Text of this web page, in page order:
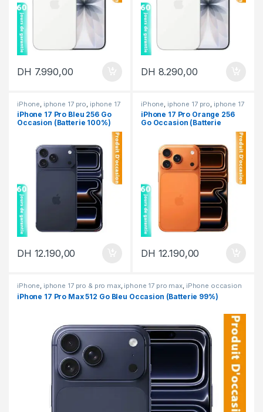
DH 7.990,00 DH 8.290,00
iPhone iphone 17 pro iphone 17
pro & pro max iPhone occasion
iPhone 17 Pro Bleu 256 Go
Occasion (Batterie 100%)
DH 12.190,00
iPhone iphone 17 pro iphone 17
pro & pro max iPhone occasion
iPhone 17 Pro Orange 256
Go Occasion (Batterie
DH 12.190,00
iPhone, iphone 17 pro & pro max, iphone 17 pro max, iPhone occasion
iPhone 17 Pro Max 512 Go Bleu Occasion (Batterie 99%)